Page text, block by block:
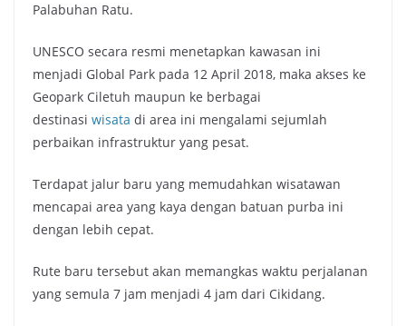
Palabuhan Ratu.
UNESCO secara resmi menetapkan kawasan ini
menjadi Global Park pada 12 April 2018, maka akses ke
Geopark Ciletuh maupun ke berbagai
destinasi wisata di area ini mengalami sejumlah
perbaikan infrastruktur yang pesat.
Terdapat jalur baru yang memudahkan wisatawan
mencapai area yang kaya dengan batuan purba ini
dengan lebih cepat.
Rute baru tersebut akan memangkas waktu perjalanan
yang semula 7 jam menjadi 4 jam dari Cikidang.